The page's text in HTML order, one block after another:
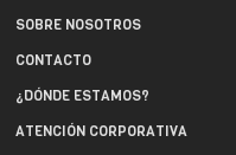
SOBRE NOSOTROS
CONTACTO
¿DÓNDE ESTAMOS?
ATENCIÓN CORPORATIVA